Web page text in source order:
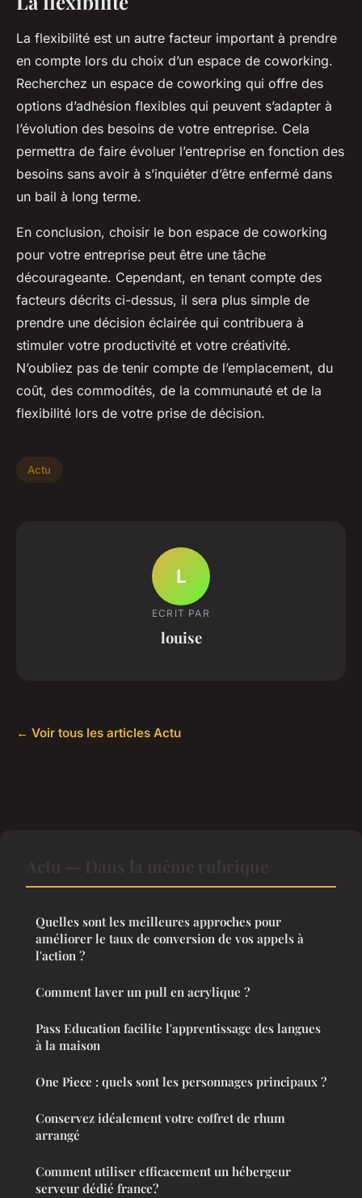
La flexibilité est un autre facteur important à prendre
en compte lors du choix d’un espace de coworking.
Recherchez un espace de coworking qui offre des
options d’adhésion flexibles qui peuvent s’adapter à
l’évolution des besoins de votre entreprise. Cela
permettra de faire évoluer l’entreprise en fonction des
besoins sans avoir à s’inquiéter d’être enfermé dans
un bail à long terme.
En conclusion, choisir le bon espace de coworking
pour votre entreprise peut être une tâche
décourageante. Cependant, en tenant compte des
facteurs décrits ci-dessus, il sera plus simple de
prendre une décision éclairée qui contribuera à
stimuler votre productivité et votre créativité.
N’oubliez pas de tenir compte de l’emplacement, du
coût, des commodités, de la communauté et de la
flexibilité lors de votre prise de décision.
Actu
L
ECRIT PAR
louise
← Voir tous les articles Actu
Quelles sont les meilleures approches pour
améliorer le taux de conversion de vos appels à
l'action ?
Comment laver un pull en acrylique ?
Pass Education facilite l'apprentissage des langues
à la maison
One Piece : quels sont les personnages principaux ?
Conservez idéalement votre coffret de rhum
arrangé
Comment utiliser efficacement un hébergeur
serveur dédié france?